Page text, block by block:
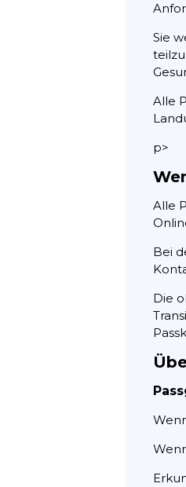
Sie
Alle
p>
Alle
Bei
Die